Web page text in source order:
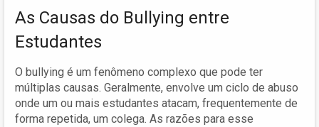
As Causas do Bullying entre
Estudantes
O bullying é um fenômeno complexo que pode ter
múltiplas causas. Geralmente, envolve um ciclo de abuso
onde um ou mais estudantes atacam, frequentemente de
forma repetida, um colega. As razões para esse